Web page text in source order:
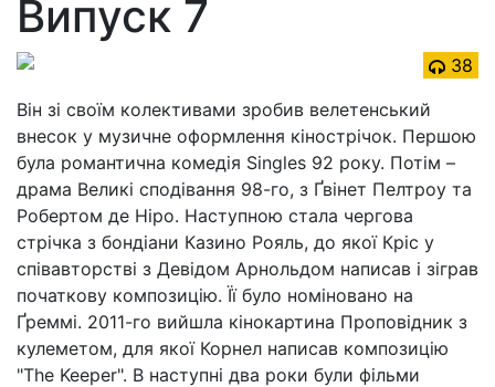
Випуск 7
38
Він зі своїм колективами зробив велетенський
внесок у музичне оформлення кінострічок. Першою
була романтична комедія Singles 92 року. Потім –
драма Великі сподівання 98-го, з Ґвінет Пелтроу та
Робертом де Ніро. Наступною стала чергова
стрічка з бондіани Казино Рояль, до якої Кріс у
співавторстві з Девідом Арнольдом написав і зіграв
початкову композицію. Її було номіновано на
Ґреммі. 2011-го вийшла кінокартина Проповідник з
кулеметом, для якої Корнел написав композицію
"The Keeper". В наступні два роки були фільми